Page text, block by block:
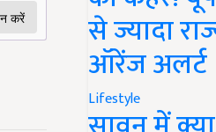
से ज्यादा
ऑरेंज अलर्ट
Lifestyle